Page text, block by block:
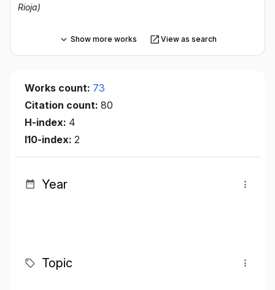
Rioja)
Show more works View as search
Works count: 73
Citation count: 80
H-index: 4
I10-index: 2
Year
Topic